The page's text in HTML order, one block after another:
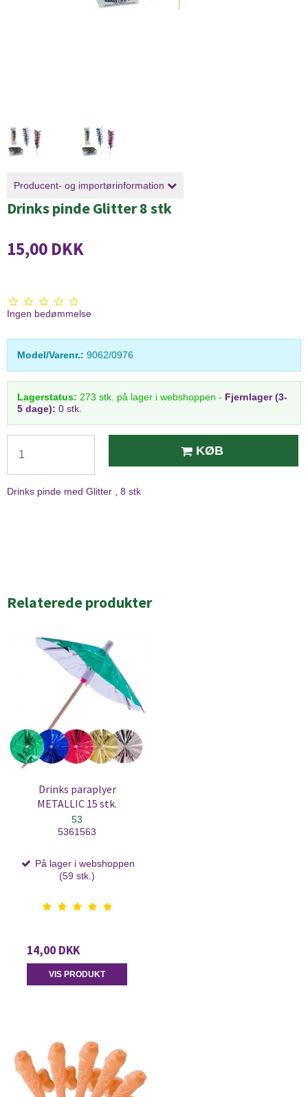
Producent- og importørinformation
Drinks pinde Glitter 8 stk
15,00 DKK
Ingen bedømmelse
Model/Varenr.: 9062/0976
Lagerstatus: 273 stk. på lager i webshoppen - Fjernlager (3-
5 dage): 0 stk.
KØB
Drinks pinde med Glitter , 8 stk
Relaterede produkter
Drinks paraplyer
METALLIC 15 stk.
53
5361563
På lager i webshoppen
(59 stk.)
14,00 DKK
VIS PRODUKT